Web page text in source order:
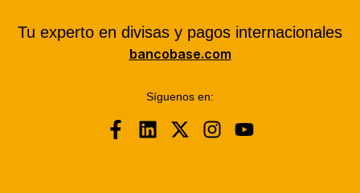
Tu experto en divisas y pagos internacionales
bancobase.com
Síguenos en: